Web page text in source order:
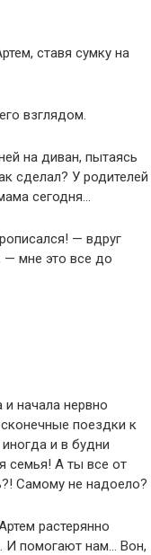
ставя сумку на
взглядом.
на диван, пытаясь
сделал? У родителей
сегодня…
— вдруг
— мне это все до
начала нервно
поездки к
и в будни
семья! А ты все от
Самому не надоело?
растерянно
И помогают нам… Вон,